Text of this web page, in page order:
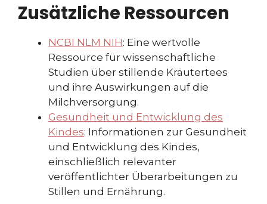
Zusätzliche Ressourcen
NCBI NLM NIH: Eine wertvolle
Ressource für wissenschaftliche
Studien über stillende Kräutertees
und ihre Auswirkungen auf die
Milchversorgung.
Gesundheit und Entwicklung des
Kindes: Informationen zur Gesundheit
und Entwicklung des Kindes,
einschließlich relevanter
veröffentlichter Überarbeitungen zu
Stillen und Ernährung.